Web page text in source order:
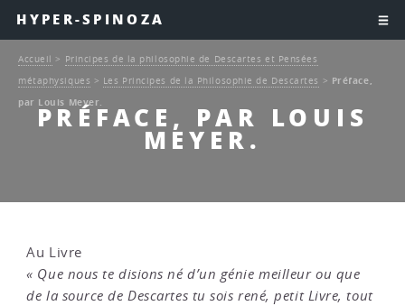
HYPER-SPINOZA
PRÉFACE, PAR LOUIS
MEYER.
Accueil > Principes de la philosophie de Descartes et Pensées
métaphysiques > Les Principes de la Philosophie de Descartes > Préface,
par Louis Meyer.
Au Livre
« Que nous te disions né d’un génie meilleur ou que
de la source de Descartes tu sois rené, petit Livre, tout